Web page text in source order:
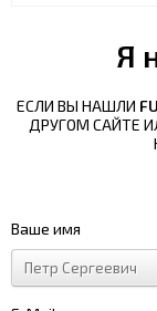
Я
ЕСЛИ ВЫ НАШЛИ
ДРУГОМ САЙТЕ
Ваше имя